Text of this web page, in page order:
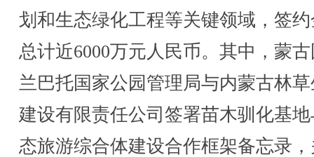
划和生态绿化工程等关键领域，签
总计近6000万元人民币。其中，蒙
兰巴托国家公园管理局与内蒙古林
建设有限责任公司签署苗木驯化基
态旅游综合体建设合作框架备忘录